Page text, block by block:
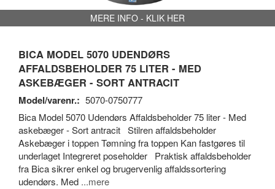
MERE INFO - KLIK HER
BICA MODEL 5070 UDENDØRS
AFFALDSBEHOLDER 75 LITER - MED
ASKEBÆGER - SORT ANTRACIT
Model/varenr.: 5070-0750777
Bica Model 5070 Udendørs Affaldsbeholder 75 liter - Med
askebæger - Sort antracit Stilren affaldsbeholder
Askebæger i toppen Tømning fra toppen Kan fastgøres til
underlaget Integreret poseholder Praktisk affaldsbeholder
fra Bica sikrer enkel og brugervenlig affaldssortering
udendørs. Med ...mere